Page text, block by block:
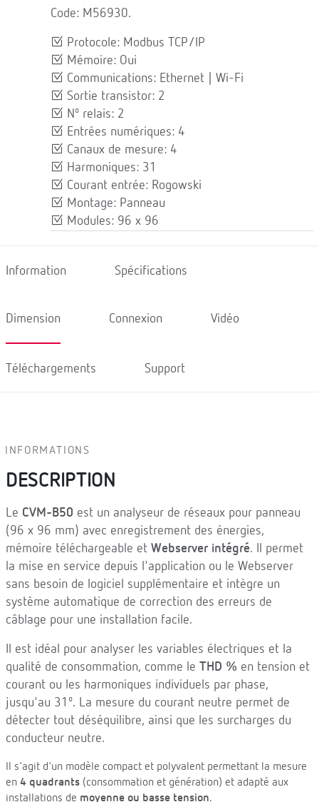
Code: M56930.
Protocole: Modbus TCP/IP
Mémoire: Oui
Communications: Ethernet | Wi-Fi
Sortie transistor: 2
Nº relais: 2
Entrées numériques: 4
Canaux de mesure: 4
Harmoniques: 31
Courant entrée: Rogowski
Montage: Panneau
Modules: 96 x 96
Information Spécifications
Dimension Connexion Vidéo
Téléchargements Support
INFORMATIONS
DESCRIPTION
Le CVM-B50 est un analyseur de réseaux pour panneau
(96 x 96 mm) avec enregistrement des énergies,
mémoire téléchargeable et Webserver intégré. Il permet
la mise en service depuis l'application ou le Webserver
sans besoin de logiciel supplémentaire et intègre un
système automatique de correction des erreurs de
câblage pour une installation facile.
Il est idéal pour analyser les variables électriques et la
qualité de consommation, comme le THD % en tension et
courant ou les harmoniques individuels par phase,
jusqu'au 31º. La mesure du courant neutre permet de
détecter tout déséquilibre, ainsi que les surcharges du
conducteur neutre.
Il s'agit d'un modèle compact et polyvalent permettant la mesure
en 4 quadrants (consommation et génération) et adapté aux
installations de moyenne ou basse tension.